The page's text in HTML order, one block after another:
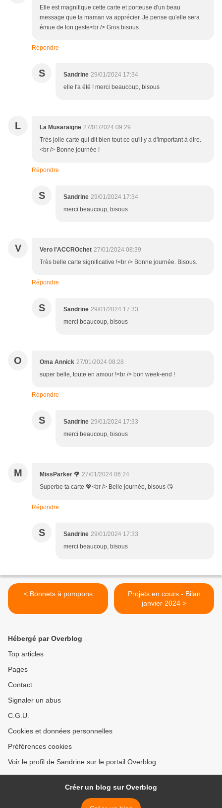
Elle est magnifique cette carte et porteuse d'un beau
message que ta maman va apprécier. Je pense qu'elle sera
émue de ton geste<br /> Gros bisous
Répondre
S Sandrine 29/01/2024 17:34
elle l'a été ! merci beaucoup, bisous
L La Musaraigne 27/01/2024 09:29
Très jolie carte qui dit bien tout ce qu'il y a d'important à dire.
<br /> Bonne journée !
Répondre
S Sandrine 29/01/2024 17:34
merci beaucoup, bisous
V Vero l'ACCROchet 27/01/2024 08:39
Très belle carte significative !<br /> Bonne journée. Bisous.
Répondre
S Sandrine 29/01/2024 17:33
merci beaucoup, bisous
O Oma Annick 27/01/2024 08:28
super belle, toute en amour !<br /> bon week-end !
Répondre
S Sandrine 29/01/2024 17:33
merci beaucoup, bisous
M MissParker 🌹 27/01/2024 06:24
Superbe ta carte 💖<br /> Belle journée, bisous 😘
Répondre
S Sandrine 29/01/2024 17:33
merci beaucoup, bisous
< Bonnets à pompons
Projets en cours - Bilan
janvier 2024 >
Hébergé par Overblog
Top articles
Pages
Contact
Signaler un abus
C.G.U.
Cookies et données personnelles
Préférences cookies
Voir le profil de Sandrine sur le portail Overblog
Créer un blog sur Overblog